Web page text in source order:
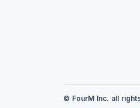
© FourM Inc. all